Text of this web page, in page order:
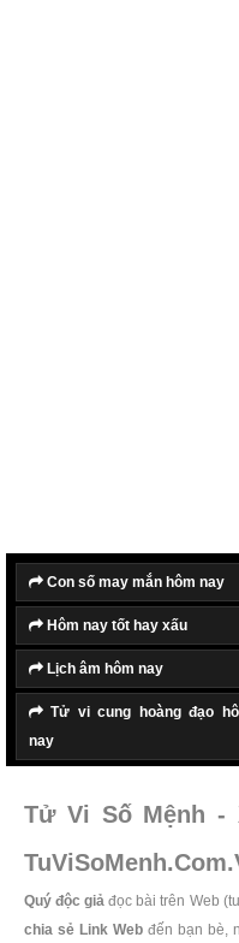
Con số may mắn hôm nay
Hôm nay tốt hay xấu
Lịch âm hôm nay
Tử vi cung hoàng đạo
nay
Tử Vi Số Mệnh -
Quý độc giả đọc bài trên Web
chia sẻ Link Web đến bạn bè,